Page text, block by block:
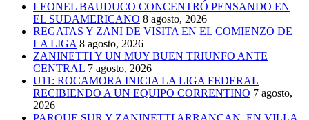
LEONEL BAUDUCO CONCENTRÓ PENSANDO EN
EL SUDAMERICANO 8 agosto, 2026
REGATAS Y ZANI DE VISITA EN EL COMIENZO DE
LA LIGA 8 agosto, 2026
ZANINETTI Y UN MUY BUEN TRIUNFO ANTE
CENTRAL 7 agosto, 2026
U11: ROCAMORA INICIA LA LIGA FEDERAL
RECIBIENDO A UN EQUIPO CORRENTINO 7 agosto,
2026